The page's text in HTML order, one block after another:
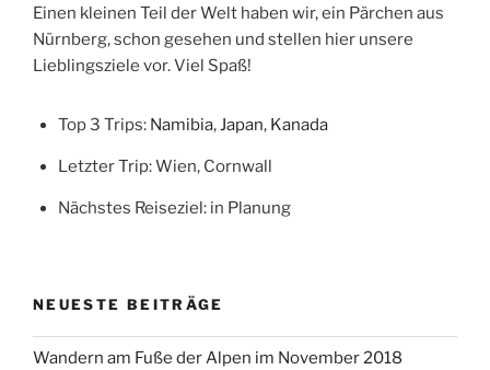
Einen kleinen Teil der Welt haben wir, ein Pärchen aus
Nürnberg, schon gesehen und stellen hier unsere
Lieblingsziele vor. Viel Spaß!
Top 3 Trips: Namibia,Japan, Kanada
Letzter Trip: Wien, Cornwall
Nächstes Reiseziel: in Planung
NEUESTE BEITRÄGE
Wandern am Fuße der Alpen im November 2018